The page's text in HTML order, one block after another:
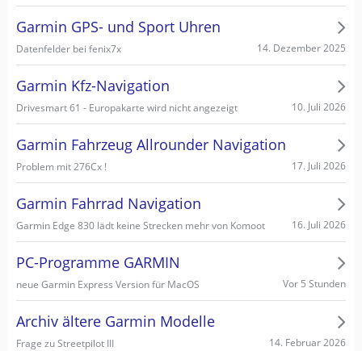
Garmin GPS- und Sport Uhren
Datenfelder bei fenix7x 14. Dezember 2025
Garmin Kfz-Navigation
Drivesmart 61 - Europakarte wird nicht angezeigt 10. Juli 2026
Garmin Fahrzeug Allrounder Navigation
Problem mit 276Cx ! 17. Juli 2026
Garmin Fahrrad Navigation
Garmin Edge 830 lädt keine Strecken mehr von Komoot 16. Juli 2026
PC-Programme GARMIN
neue Garmin Express Version für MacOS Vor 5 Stunden
Archiv ältere Garmin Modelle
Frage zu Streetpilot III 14. Februar 2026